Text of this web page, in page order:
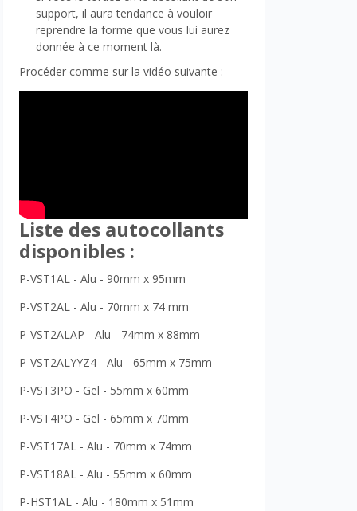
support, il aura tendance à vouloir
reprendre la forme que vous lui aurez
donnée à ce moment là.
Procéder comme sur la vidéo suivante :
Liste des autocollants
disponibles :
P-VST1AL - Alu - 90mm x 95mm
P-VST2AL - Alu - 70mm x 74 mm
P-VST2ALAP - Alu - 74mm x 88mm
P-VST2ALYYZ4 - Alu - 65mm x 75mm
P-VST3PO - Gel - 55mm x 60mm
P-VST4PO - Gel - 65mm x 70mm
P-VST17AL - Alu - 70mm x 74mm
P-VST18AL - Alu - 55mm x 60mm
P-HST1AL - Alu - 180mm x 51mm